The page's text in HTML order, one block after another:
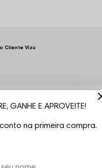
Cliente Vizu
GANHE E APROVEITE!
na primeira compra.